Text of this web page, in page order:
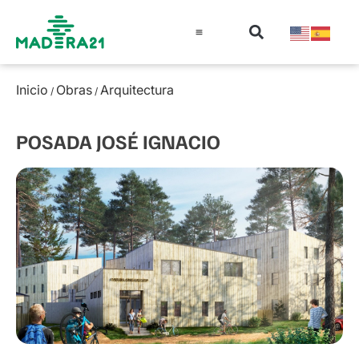
Inicio / Obras / Arquitectura
POSADA JOSÉ IGNACIO